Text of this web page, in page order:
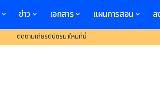
ข่าว เอกสาร แผนการสอน
ติดตามเกียรติบัตรมาใหม่ที่นี่